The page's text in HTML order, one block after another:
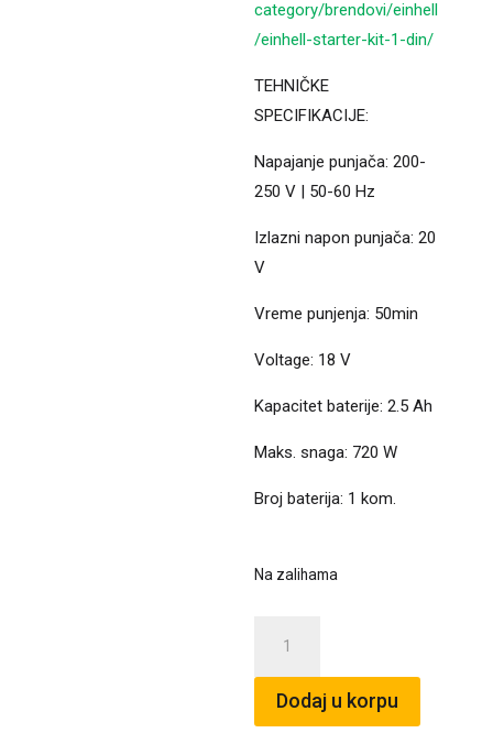
category/brendovi/einhell
/einhell-starter-kit-1-din/
TEHNIČKE
SPECIFIKACIJE:
Napajanje punjača: 200-
250 V | 50-60 Hz
Izlazni napon punjača: 20
V
Vreme punjenja: 50min
Voltage: 18 V
Kapacitet baterije: 2.5 Ah
Maks. snaga: 720 W
Broj baterija: 1 kom.
Na zalihama
Change
Dodaj u korpu